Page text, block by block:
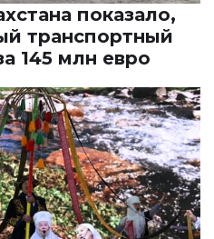
показало,
транспортный
145 млн евро